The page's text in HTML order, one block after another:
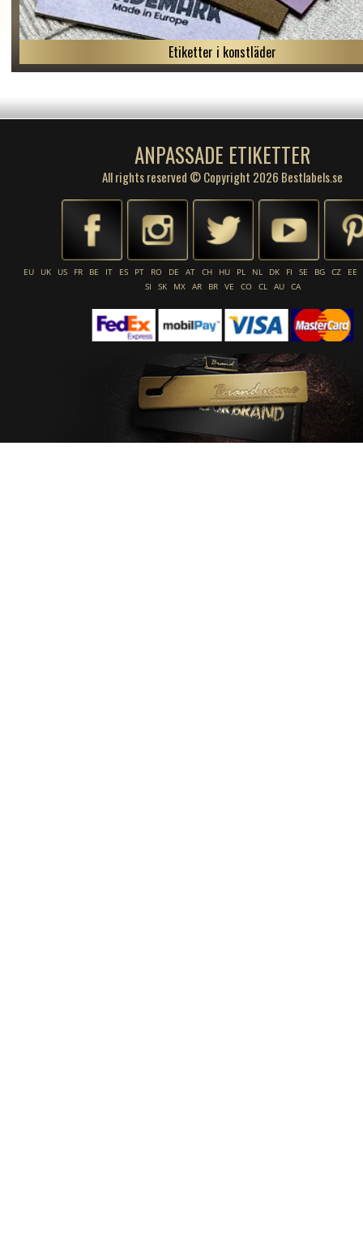
Etiketter i konstläder
ANPASSADE ETIKETTER
All rights reserved © Copyright 2026 Bestlabels.se
EU UK US FR BE IT ES PT RO DE AT CH HU PL NL DK FI SE BG CZ
EE
SI
SK MX AR BR VE CO CL AU CA